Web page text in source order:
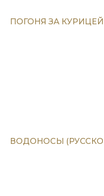
ПОГОНЯ ЗА КУРИЦЕЙ
ВОДОНОСЫ